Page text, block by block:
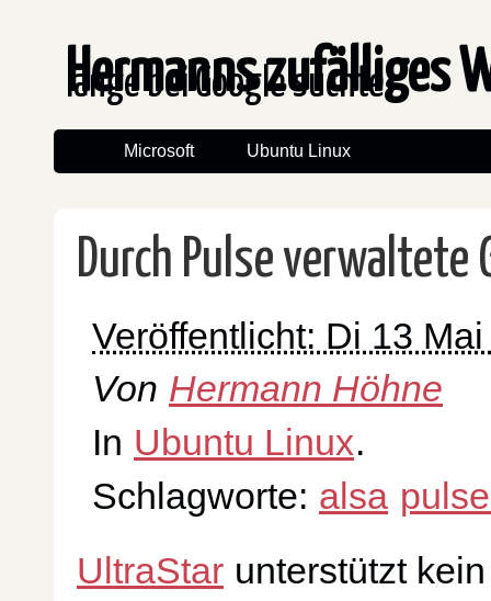
Hermanns zufälliges
lange bei Google suchte
Microsoft Ubuntu Linux
Durch Pulse verwaltete
Veröffentlicht: Di 13
Von Hermann Höhne
In Ubuntu Linux.
Schlagworte: alsa
UltraStar unterstützt